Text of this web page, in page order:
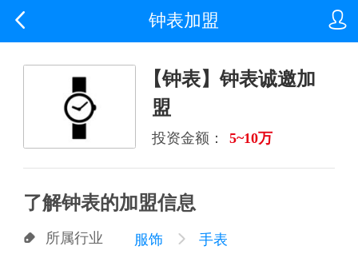

 钟表加盟
【钟表】钟表诚邀加
盟
投资金额： 5~10万
了解钟表的加盟信息
 所属行业 服饰  手表